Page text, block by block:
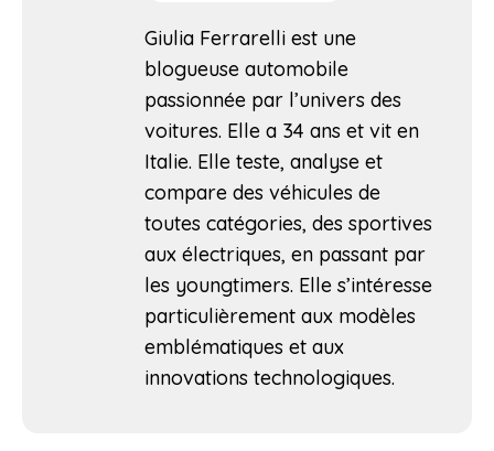
Giulia Ferrarelli est une
blogueuse automobile
passionnée par l’univers des
voitures. Elle a 34 ans et vit en
Italie. Elle teste, analyse et
compare des véhicules de
toutes catégories, des sportives
aux électriques, en passant par
les youngtimers. Elle s’intéresse
particulièrement aux modèles
emblématiques et aux
innovations technologiques.